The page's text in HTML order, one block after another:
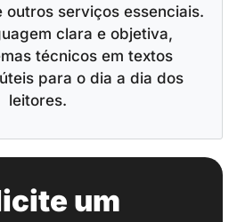
outros serviços essenciais.
clara e objetiva,
técnicos em textos
para o dia a dia dos
leitores.
um